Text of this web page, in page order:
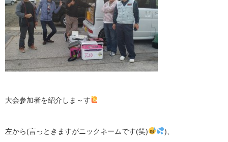
大会参加者を紹介しま～す
左から(言っときますがニックネームです(笑) )、